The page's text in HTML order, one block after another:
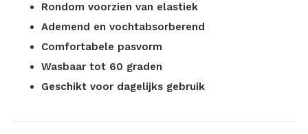
Rondom voorzien van elastiek
Ademend en vochtabsorberend
Comfortabele pasvorm
Wasbaar tot 60 graden
Geschikt voor dagelijks gebruik